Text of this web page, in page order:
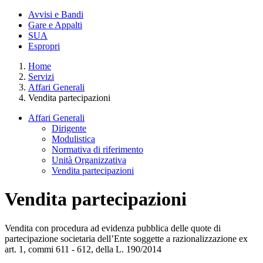
Avvisi e Bandi
Gare e Appalti
SUA
Espropri
Home
Servizi
Affari Generali
Vendita partecipazioni
Affari Generali
Dirigente
Modulistica
Normativa di riferimento
Unità Organizzativa
Vendita partecipazioni
Vendita partecipazioni
Vendita con procedura ad evidenza pubblica delle quote di
partecipazione societaria dell’Ente soggette a razionalizzazione ex
art. 1, commi 611 - 612, della L. 190/2014